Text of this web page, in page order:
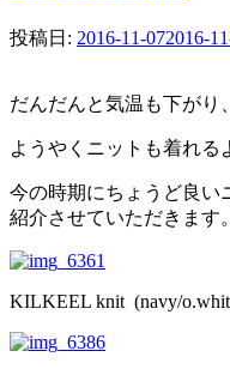
投稿日: 2016-11-072016-
だんだんと気温も下がり、
ようやくニットも着れる
今の時期にちょうど良い
紹介させていただきます。
KILKEEL knit (navy/